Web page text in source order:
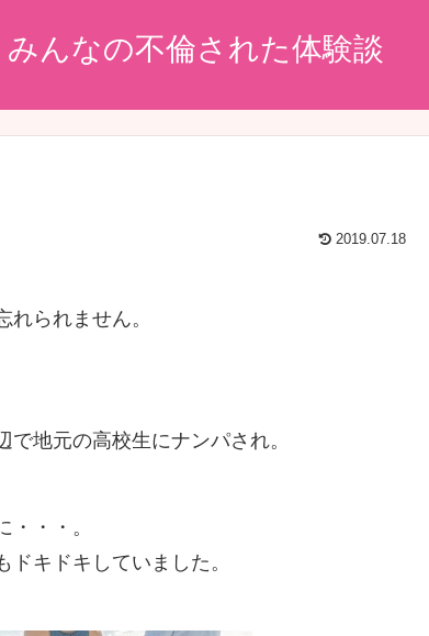
みんなの不倫された体験談
2019.07.18
られません。
地元の高校生にナンパされ。
・・。
キドキしていました。